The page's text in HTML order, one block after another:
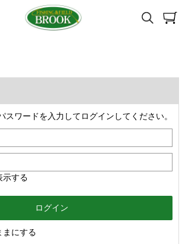
スワードを入力してログインしてください。
示する
まにする